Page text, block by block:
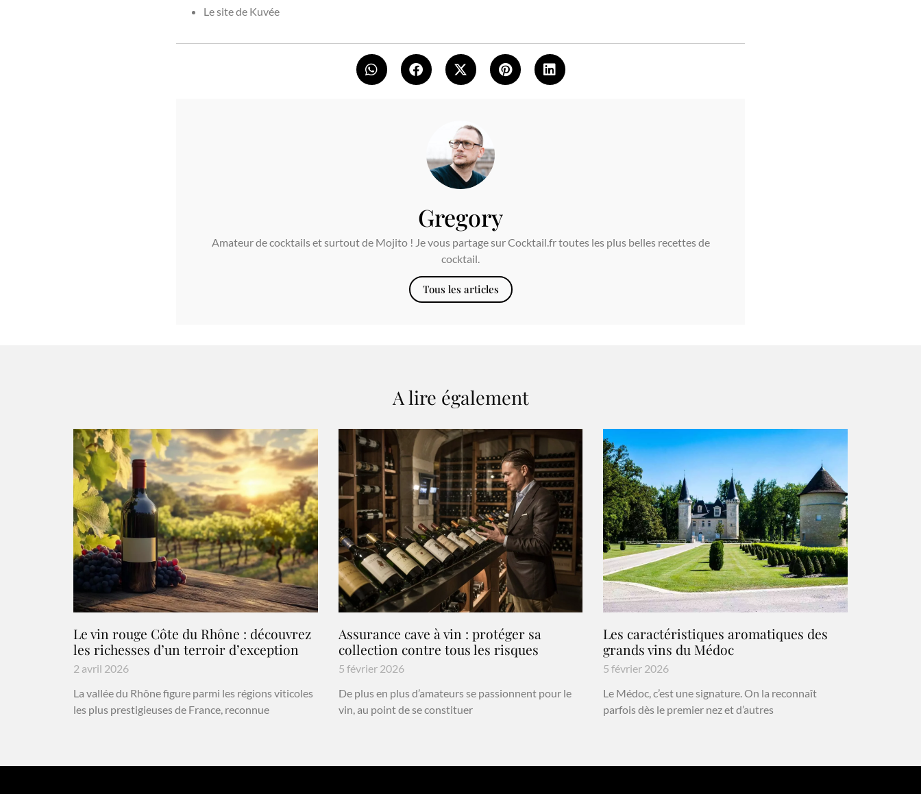
Le site de Kuvée
Gregory
Amateur de cocktails et surtout de Mojito ! Je vous partage sur Cocktail.fr toutes les plus belles recettes de
cocktail.
Tous les articles
A lire également
Le vin rouge Côte du Rhône : découvrez
les richesses d’un terroir d’exception
2 avril 2026
La vallée du Rhône figure parmi les régions viticoles
les plus prestigieuses de France, reconnue
Assurance cave à vin : protéger sa
collection contre tous les risques
5 février 2026
De plus en plus d’amateurs se passionnent pour le
vin, au point de se constituer
Les caractéristiques aromatiques des
grands vins du Médoc
5 février 2026
Le Médoc, c’est une signature. On la reconnaît
parfois dès le premier nez et d’autres